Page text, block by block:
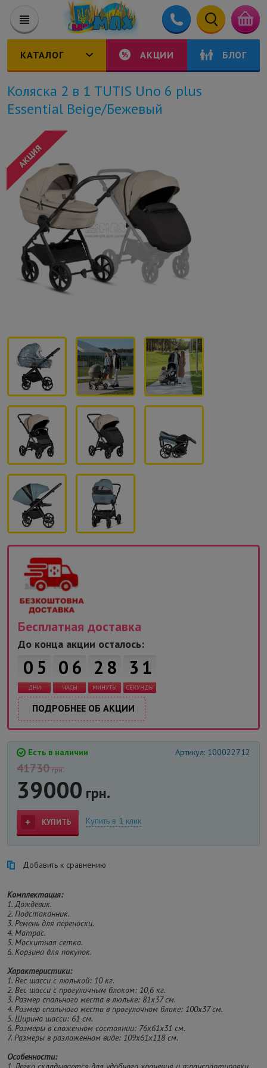
КАТАЛОГ АКЦИИ БЛОГ
Коляска 2 в 1 TUTIS Uno 6 plus
Essential Beige/Бежевый
Бесплатная доставка
До конца акции осталось:
0 5
ДНИ
0 6
ЧАСЫ
2 8
МИНУТЫ
3 1
СЕКУНДЫ
ПОДРОБНЕЕ ОБ АКЦИИ
Есть в наличии Артикул: 100022712
41730грн.
39000 грн.
КУПИТЬ Купить в 1 клик
Добавить к сравнению
Комплектация:
1. Дождевик.
2. Подстаканник.
3. Ремень для переноски.
4. Матрас.
5. Москитная сетка.
6. Корзина для покупок.
Характеристики:
1. Вес шасси с люлькой: 10 кг.
2. Вес шасси с прогулочным блоком: 10,6 кг.
3. Размер спального места в люльке: 81х37 см.
4. Размер спального места в прогулочном блоке: 100х37 см.
5. Ширина шасси: 61 см.
6. Размеры в сложенном состоянии: 76x61x31 см.
7. Размеры в разложенном виде: 109х61х118 см.
Особенности: